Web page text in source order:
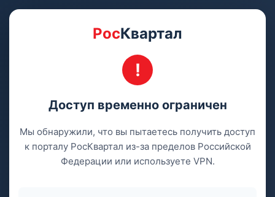
РосКвартал
Доступ временно ограничен
Мы обнаружили, что вы пытаетесь получить доступ
к порталу РосКвартал из-за пределов Российской
Федерации или используете VPN.